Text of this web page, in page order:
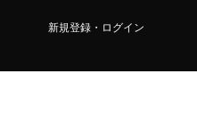
新規登録・ログイン